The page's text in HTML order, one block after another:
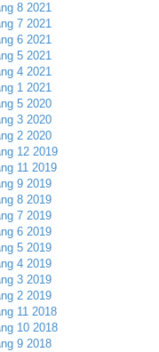
8 2021
7 2021
6 2021
5 2021
4 2021
1 2021
5 2020
3 2020
2 2020
12 2019
11 2019
9 2019
8 2019
7 2019
6 2019
5 2019
4 2019
3 2019
2 2019
11 2018
10 2018
9 2018